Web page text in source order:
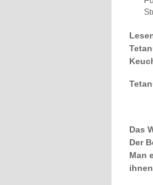
Das
Der
Man